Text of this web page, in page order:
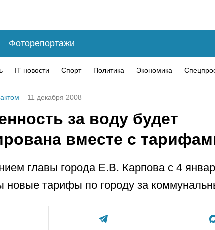
Фоторепортажи
IT новости Спорт Политика Экономика
11 декабря 2008
за воду будет
вместе с
главы города Е.В. Карпова с 4
новые тарифы по городу за